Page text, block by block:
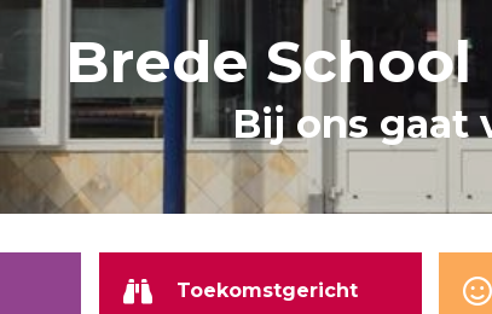
Brede
Bij ons gaat
Toekomstgericht